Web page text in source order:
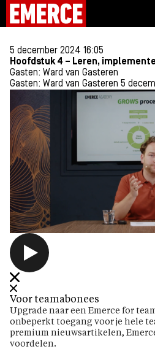
5 december 2024 16:05
Hoofdstuk 4 – Leren,
Gasten: Ward van Gasteren
Gasten: Ward van Gasteren 5
Voor teamabonees
Upgrade naar een Emerce for
onbeperkt toegang voor je hele
premium nieuwsartikelen,
voordelen.